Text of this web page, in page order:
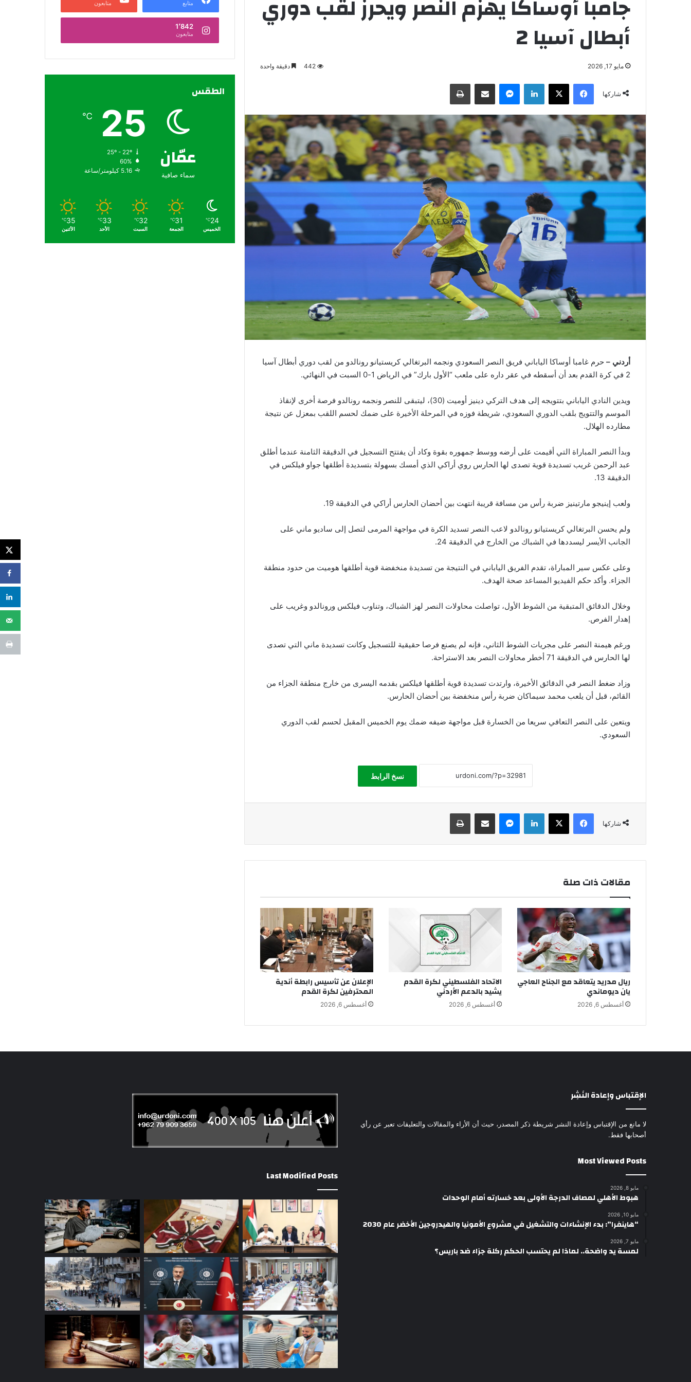
جامبا أوساكا يهزم النصر ويحرز لقب دوري
أبطال آسيا 2
مايو 17, 2026 442 دقيقة واحدة
شاركها
فيسبوك لينكدإن
أردني – حرم غامبا أوساكا الياباني فريق النصر السعودي ونجمه البرتغالي كريستيانو رونالدو من لقب دوري أبطال آسيا
2 في كرة القدم بعد أن أسقطه في عقر داره على ملعب “الأول بارك” في الرياض 1-0 السبت في النهائي.
ويدين النادي الياباني بتتويجه إلى هدف التركي دينيز أوميت (30)، ليتبقى للنصر ونجمه رونالدو فرصة أخرى لإنقاذ
الموسم والتتويج بلقب الدوري السعودي، شريطة فوزه في المرحلة الأخيرة على ضمك لحسم اللقب بمعزل عن نتيجة
مطارده الهلال.
وبدأ النصر المباراة التي أقيمت على أرضه ووسط جمهوره بقوة وكاد أن يفتتح التسجيل في الدقيقة الثامنة عندما أطلق
عبد الرحمن غريب تسديدة قوية تصدى لها الحارس روي أراكي الذي أمسك بسهولة بتسديدة أطلقها جواو فيلكس في
الدقيقة 13.
ولعب إينيجو مارتينيز ضربة رأس من مسافة قريبة انتهت بين أحضان الحارس أراكي في الدقيقة 19.
ولم يحسن البرتغالي كريستيانو رونالدو لاعب النصر تسديد الكرة في مواجهة المرمى لتصل إلى ساديو ماني على
الجانب الأيسر ليسددها في الشباك من الخارج في الدقيقة 24.
وعلى عكس سير المباراة، تقدم الفريق الياباني في النتيجة من تسديدة منخفضة قوية أطلقها هوميت من حدود منطقة
الجزاء. وأكد حكم الفيديو المساعد صحة الهدف.
وخلال الدقائق المتبقية من الشوط الأول، تواصلت محاولات النصر لهز الشباك، وتناوب فيلكس ورونالدو وغريب على
إهدار الفرص.
ورغم هيمنة النصر على مجريات الشوط الثاني، فإنه لم يصنع فرصا حقيقية للتسجيل وكانت تسديدة ماني التي تصدى
لها الحارس في الدقيقة 71 أخطر محاولات النصر بعد الاستراحة.
وزاد ضغط النصر في الدقائق الأخيرة، وارتدت تسديدة قوية أطلقها فيلكس بقدمه اليسرى من خارج منطقة الجزاء من
القائم، قبل أن يلعب محمد سيماكان ضربة رأس منخفضة بين أحضان الحارس.
ويتعين على النصر التعافي سريعا من الخسارة قبل مواجهة ضيفه ضمك يوم الخميس المقبل لحسم لقب الدوري
السعودي.
نسخ الرابط
شاركها
فيسبوك لينكدإن
مقالات ذات صلة
ريال مدريد يتعاقد مع الجناح العاجي
يان ديوماندي
أغسطس 6, 2026
الاتحاد الفلسطيني لكرة القدم
يشيد بالدعم الأردني
أغسطس 6, 2026
الإعلان عن تأسيس رابطة أندية
المحترفين لكرة القدم
أغسطس 6, 2026
متابع متابعون
1٬842
متابعون
الطقس
عمّان
سماء صافية
25
℃
25º - 22º
60%
5.16 كيلومتر/ساعة
24
℃
الخميس
31
℃
الجمعة
32
℃
السبت
33
℃
الأحد
35
℃
الأثنين
الإقتباس وإعادة النَشِر
لا مانع من الإقتباس وإعادة النشر شريطة ذكر المصدر، حيث أن الأراء والمقالات والتعليقات تعبر عن رأي
أصحابها فقط.
Most Viewed Posts
مايو 8, 2026
هبوط الأهلي لمصاف الدرجة الأولى بعد خسارته أمام الوحدات
مايو 10, 2026
“هاينفرا”: بدء الإنشاءات والتشغيل في مشروع الأمونيا والهيدروجين الأخضر عام 2030
مايو 7, 2026
لمسة يد واضحة.. لماذا لم يحتسب الحكم ركلة جزاء ضد باريس؟
Last Modified Posts